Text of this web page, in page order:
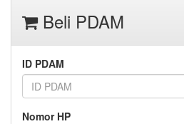
Beli PDAM
ID PDAM
Nomor HP